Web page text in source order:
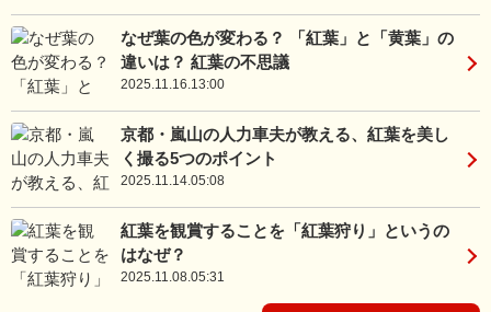
なぜ葉の色が変わる？ 「紅葉」と「黄葉」の
違いは？ 紅葉の不思議
2025.11.16.13:00
京都・嵐山の人力車夫が教える、紅葉を美し
く撮る5つのポイント
2025.11.14.05:08
紅葉を観賞することを「紅葉狩り」というの
はなぜ？
2025.11.08.05:31